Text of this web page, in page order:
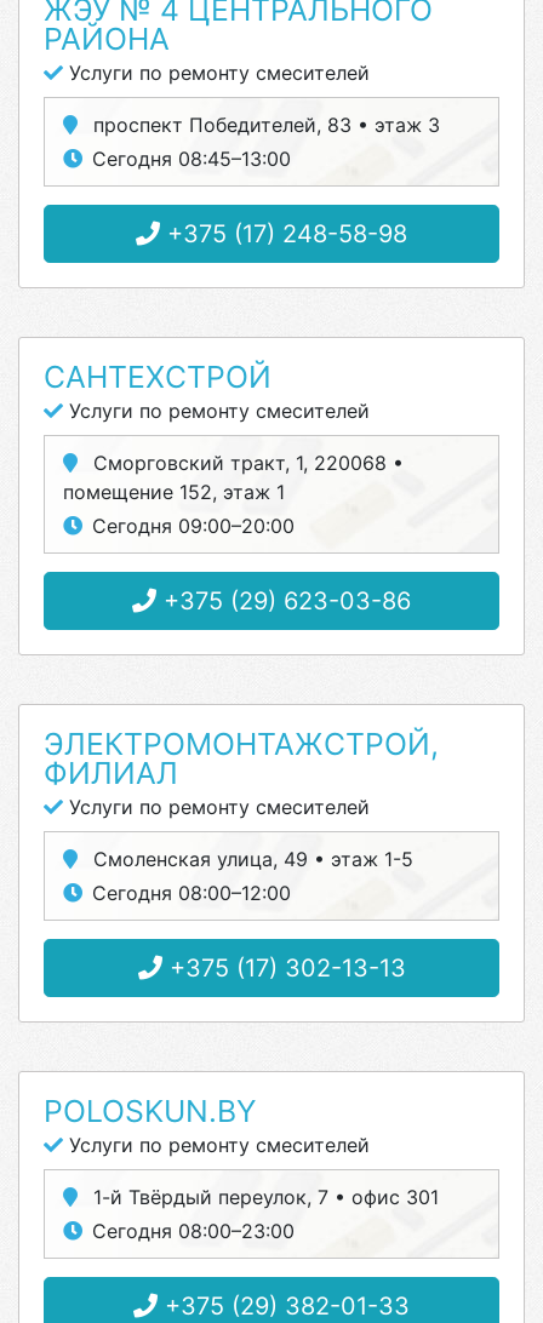
ЖЭУ № 4 ЦЕНТРАЛЬНОГО
РАЙОНА
Услуги по ремонту смесителей
проспект Победителей, 83 • этаж 3
Сегодня 08:45–13:00
+375 (17) 248-58-98
САНТЕХСТРОЙ
Услуги по ремонту смесителей
Сморговский тракт, 1, 220068 •
помещение 152, этаж 1
Сегодня 09:00–20:00
+375 (29) 623-03-86
ЭЛЕКТРОМОНТАЖСТРОЙ,
ФИЛИАЛ
Услуги по ремонту смесителей
Смоленская улица, 49 • этаж 1-5
Сегодня 08:00–12:00
+375 (17) 302-13-13
POLOSKUN.BY
Услуги по ремонту смесителей
1-й Твёрдый переулок, 7 • офис 301
Сегодня 08:00–23:00
+375 (29) 382-01-33